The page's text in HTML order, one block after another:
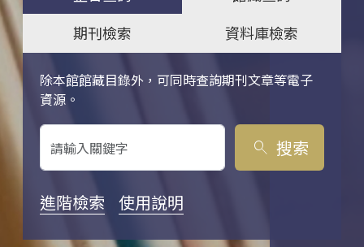
期刊檢索
資料庫檢索
除本館館藏目錄外，可同時查詢期刊文章等電子
資源。
關鍵字搜尋
search 搜索
進階檢索 使用說明